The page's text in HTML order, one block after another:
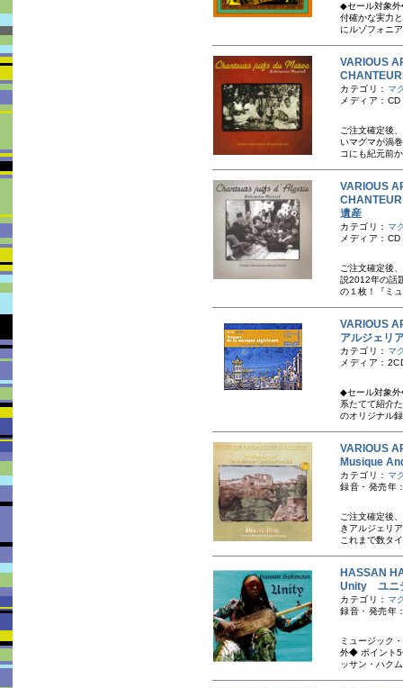
◆セール対象
付確かな実力
にルゾフォニ
VARIOUS
カテゴリ： マ
メディア：CD
ご注文確定後
いマグマが渦
コにも紀元前
VARIOUS
遺産
カテゴリ： マ
メディア：CD
ご注文確定後
説 2012年の話
の１枚！『ミ
VARIOUS
アルジェリ
カテゴリ： マ
メディア：
◆セール対象外
系たてて紹介
のオリジナル
VARIOUS
Musique
カテゴリ： マ
録音・発売年
ご注文確定後
き アルジェリ
これまで数タ
HASSAN
Unity ユニ
カテゴリ： マ
録音・発売年
ミュージック
外◆ ポイント5
ッサン・ハク